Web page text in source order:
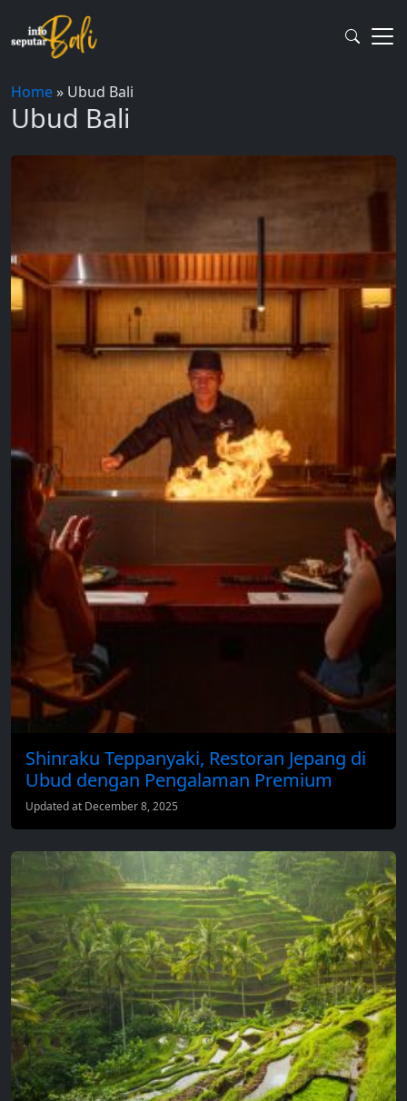
content
Home» Ubud Bali
Ubud Bali
Shinraku Teppanyaki, Restoran Jepang di
Ubud dengan Pengalaman Premium
Updated at December 8, 2025